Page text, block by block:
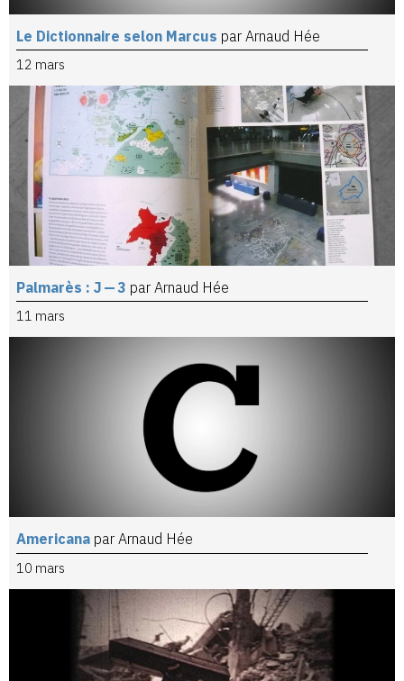
Le Dictionnaire selon Marcus par Arnaud Hée
12 mars
Palmarès : J — 3 par Arnaud Hée
11 mars
Americana par Arnaud Hée
10 mars